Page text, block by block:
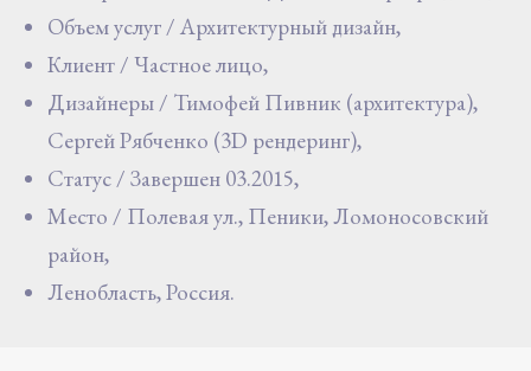
Объем услуг / Архитектурный дизайн,
Клиент / Частное лицо,
Дизайнеры / Тимофей Пивник (архитектура),
Сергей Рябченко (3D рендеринг),
Статус / Завершен 03.2015,
Место / Полевая ул., Пеники, Ломоносовский
район,
Ленобласть, Россия.